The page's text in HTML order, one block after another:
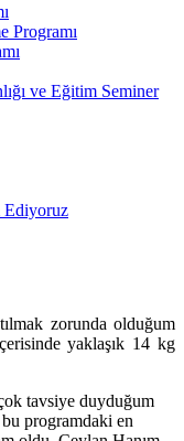
Programı
ve Eğitim Seminer
Ediyoruz
zorunda olduğum
yaklaşık 14 kg
tavsiye duyduğum
programdaki en